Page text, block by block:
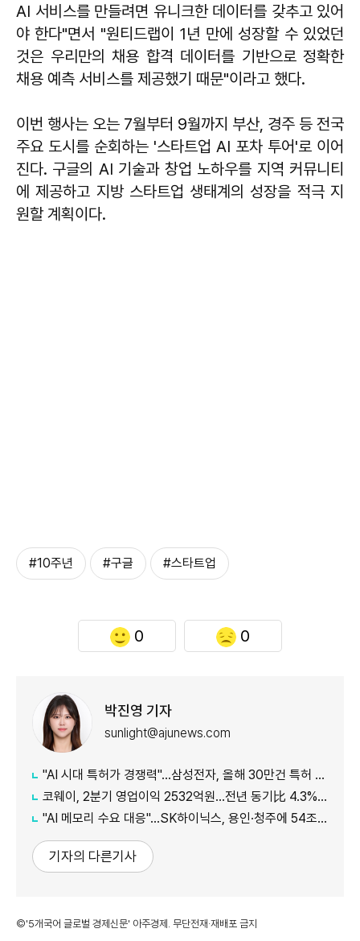
AI 서비스를 만들려면 유니크한 데이터를 갖추고 있어
야 한다"면서 "원티드랩이 1년 만에 성장할 수 있었던
것은 우리만의 채용 합격 데이터를 기반으로 정확한
채용 예측 서비스를 제공했기 때문"이라고 했다.
이번 행사는 오는 7월부터 9월까지 부산, 경주 등 전국
주요 도시를 순회하는 '스타트업 AI 포차 투어'로 이어
진다. 구글의 AI 기술과 창업 노하우를 지역 커뮤니티
에 제공하고 지방 스타트업 생태계의 성장을 적극 지
원할 계획이다.
#10주년 #구글 #스타트업
0 0
박진영 기자
sunlight@ajunews.com
"AI 시대 특허가 경쟁력"…삼성전자, 올해 30만건 특허 시대 연다
코웨이, 2분기 영업이익 2532억원…전년 동기比 4.3% 증가
"AI 메모리 수요 대응"…SK하이닉스, 용인·청주에 54조원 투자
기자의 다른기사
©'5개국어 글로벌 경제신문' 아주경제. 무단전재·재배포 금지